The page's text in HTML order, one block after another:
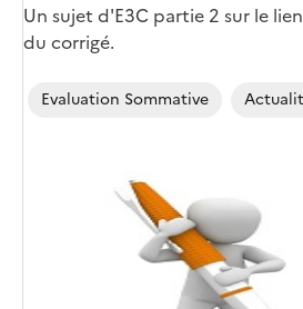
Un sujet d'E3C partie 2 sur le
du corrigé.
Evaluation Sommative